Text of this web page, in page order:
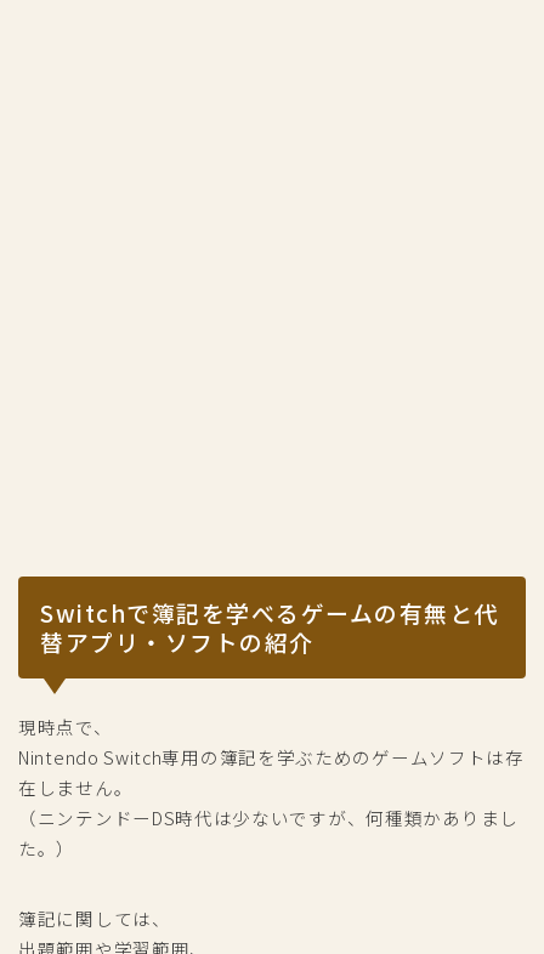
Switchで簿記を学べるゲームの有無と代
替アプリ・ソフトの紹介
現時点で、
Nintendo Switch専用の簿記を学ぶためのゲームソフトは存
在しません。
（ニンテンドーDS時代は少ないですが、何種類かありまし
た。）
簿記に関しては、
出題範囲や学習範囲、